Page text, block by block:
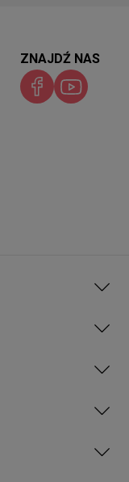
ZNAJDŹ NAS